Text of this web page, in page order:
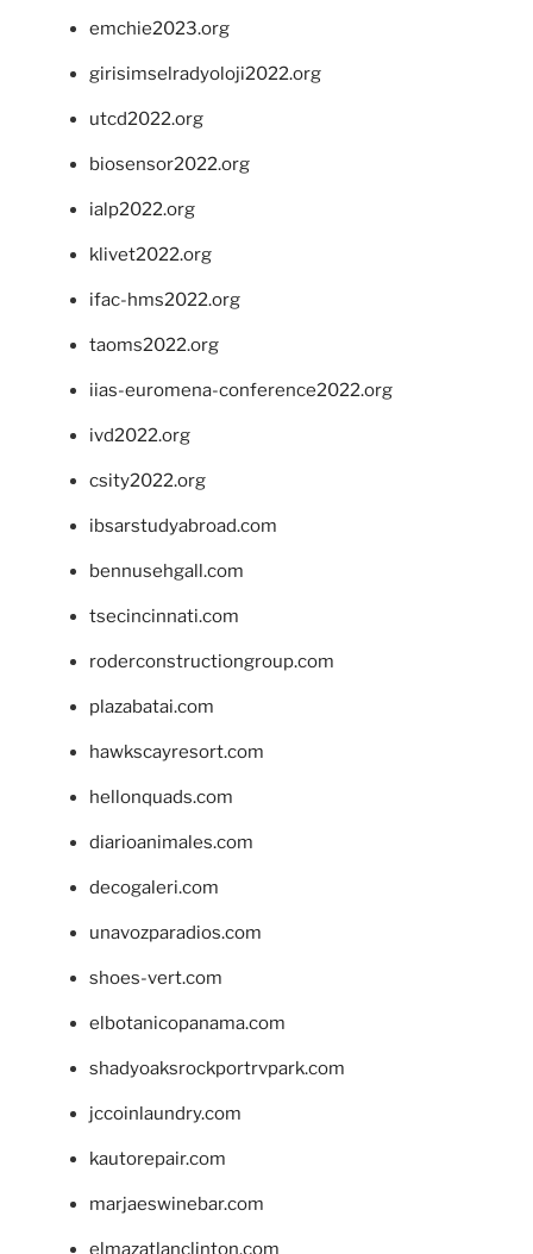
emchie2023.org
girisimselradyoloji2022.org
utcd2022.org
biosensor2022.org
ialp2022.org
klivet2022.org
ifac-hms2022.org
taoms2022.org
iias-euromena-conference2022.org
ivd2022.org
csity2022.org
ibsarstudyabroad.com
bennusehgall.com
tsecincinnati.com
roderconstructiongroup.com
plazabatai.com
hawkscayresort.com
hellonquads.com
diarioanimales.com
decogaleri.com
unavozparadios.com
shoes-vert.com
elbotanicopanama.com
shadyoaksrockportrvpark.com
jccoinlaundry.com
kautorepair.com
marjaeswinebar.com
elmazatlanclinton.com